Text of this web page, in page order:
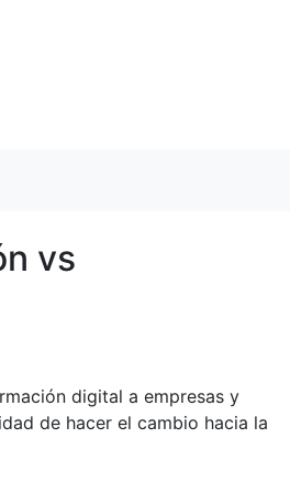
vs
digital a empresas y
de hacer el cambio hacia la